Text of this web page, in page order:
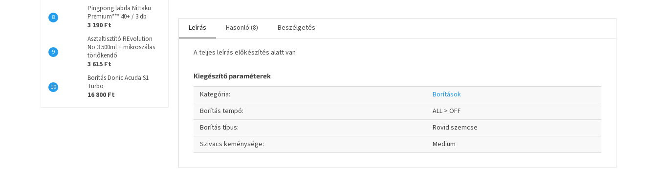
Pingpong labda Nittaku
Premium*** 40+ / 3 db
3 190 Ft
Asztaltisztító REvolution
No.3 500ml + mikroszálas
törlőkendő
3 615 Ft
Borítás Donic Acuda S1
Turbo
16 800 Ft
Leírás Hasonló (8) Beszélgetés
A teljes leírás előkészítés alatt van
Kiegészítő paraméterek
Kategória:
Borítások
Borítás tempó:
ALL > OFF
Borítás típus:
Rövid szemcse
Szivacs keménysége: Medium